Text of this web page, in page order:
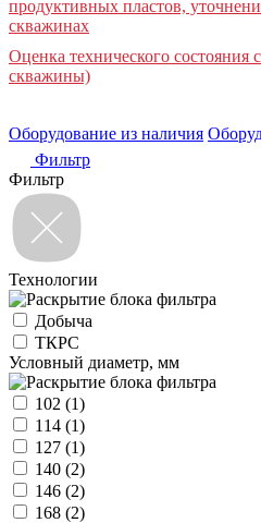
продуктивных пластов,
скважинах
Оценка технического состояния
скважины)
Оборудование из наличия
Фильтр
Фильтр
Технологии
Добыча
ТКРС
Условный диаметр, мм
102 (1)
114 (1)
127 (1)
140 (2)
146 (2)
168 (2)